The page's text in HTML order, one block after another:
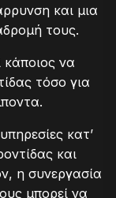
και μια
τους.
κάποιος να
τόσο για
κατ’
και
η συνεργασία
μπορεί να